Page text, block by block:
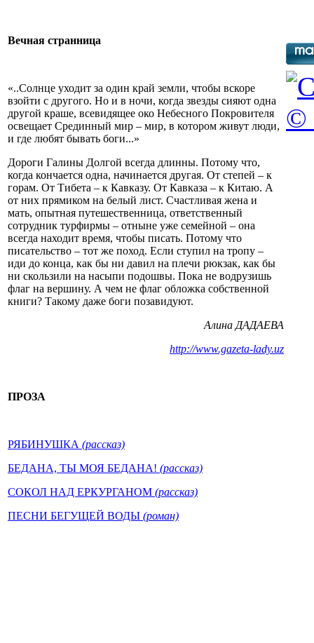
Вечная странница
«..Солнце уходит за один край земли, чтобы вскоре
взойти с другого. Но и в ночи, когда звезды сияют одна
другой краше, всевидящее око Небесного Покровителя
освещает Срединный мир – мир, в котором живут люди,
и где любят бывать боги...»
Дороги Галины Долгой всегда длинны. Потому что,
когда кончается одна, начинается другая. От степей – к
горам. От Тибета – к Кавказу. От Кавказа – к Китаю. А
от них прямиком на белый лист. Счастливая жена и
мать, опытная путешественница, ответственный
сотрудник турфирмы – отныне уже семейной – она
всегда находит время, чтобы писать. Потому что
писательство – тот же поход. Если ступил на тропу –
иди до конца, как бы ни давил на плечи рюкзак, как бы
ни скользили на насыпи подошвы. Пока не водрузишь
флаг на вершину. А чем не флаг обложка собственной
книги? Такому даже боги позавидуют.
Алина ДАДАЕВА
http://www.gazeta-lady.uz
ПРОЗА
РЯБИНУШКА (рассказ)
БЕДАНА, ТЫ МОЯ БЕДАНА! (рассказ)
СОКОЛ НАД ЕРКУРГАНОМ (рассказ)
ПЕСНИ БЕГУЩЕЙ ВОДЫ (роман)
©